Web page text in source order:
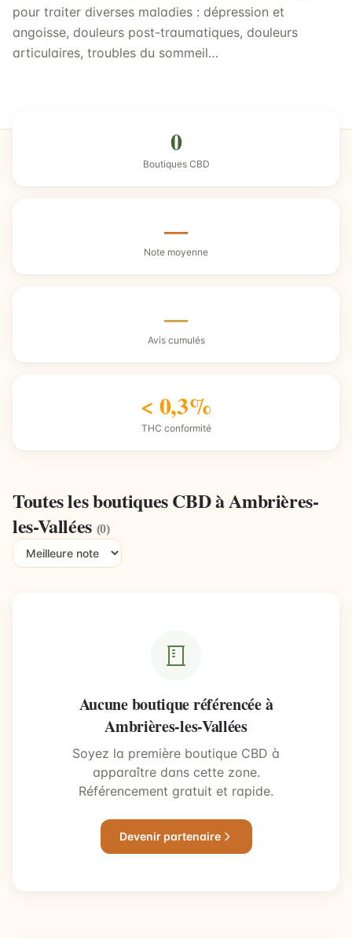
pour traiter diverses maladies : dépression et
angoisse, douleurs post-traumatiques, douleurs
articulaires, troubles du sommeil…
0
Boutiques CBD
—
Note moyenne
—
Avis cumulés
< 0,3%
THC conformité
Toutes les boutiques CBD à Ambrières-
les-Vallées (0)
Aucune boutique référencée à
Ambrières-les-Vallées
Soyez la première boutique CBD à
apparaître dans cette zone.
Référencement gratuit et rapide.
Devenir partenaire